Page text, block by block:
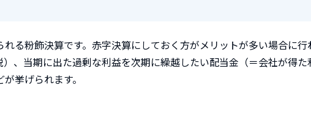
る粉飾決算です。赤字決算にしておく方がメリットが多い場合に行
、当期に出た過剰な利益を次期に繰越したい配当金（＝会社が得た
挙げられます。